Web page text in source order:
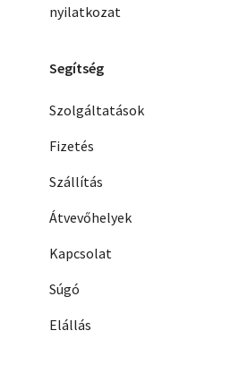
nyilatkozat
Segítség
Szolgáltatások
Fizetés
Szállítás
Átvevőhelyek
Kapcsolat
Súgó
Elállás